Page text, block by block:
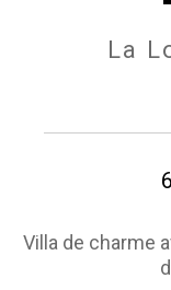
La
Villa de charme
COUPS